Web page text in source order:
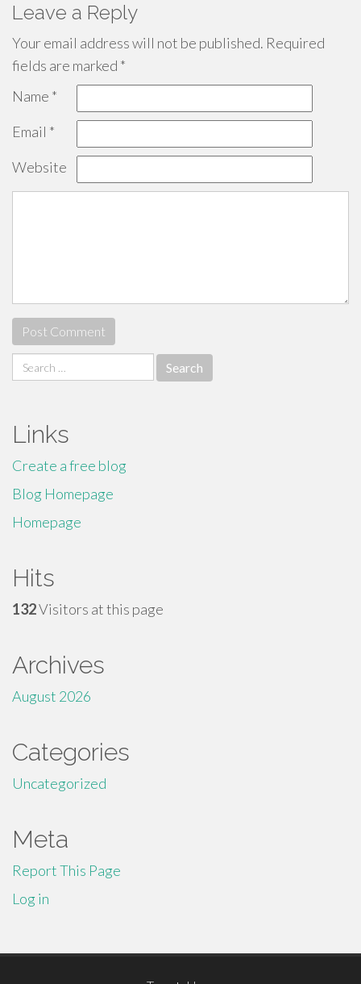
Leave a Reply
Your email address will not be published. Required
fields are marked *
Name *
Email *
Website
Search
for:
Links
Create a free blog
Blog Homepage
Homepage
Hits
132Visitors at this page
Archives
August 2026
Categories
Uncategorized
Meta
Report This Page
Log in